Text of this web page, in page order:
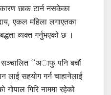
छाक टार्न नसकेका
एकल महिला लगाएतका
व्यक्त गर्नुभएको छ ।
सञ्चालित ´´अाफु पनि बचाैं
लाई सहयोग गर्न चाहानेलाई
गिरि नाममा रहेको